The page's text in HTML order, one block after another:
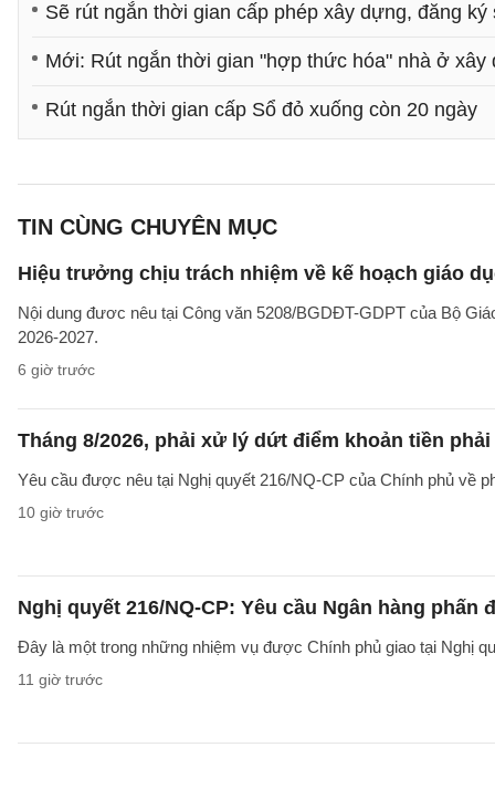
Sẽ rút ngắn thời gian cấp phép xây dựng, đăng
Mới: Rút ngắn thời gian "hợp thức hóa" nhà ở xây
Rút ngắn thời gian cấp Sổ đỏ xuống còn 20 ngày
TIN CÙNG CHUYÊN MỤC
Hiệu trưởng chịu trách nhiệm về kế hoạch giáo
Nội dung đươc nêu tại Công văn 5208/BGDĐT-GDPT của Bộ
2026-2027.
6 giờ trước
Tháng 8/2026, phải xử lý dứt điểm khoản tiền
Yêu cầu được nêu tại Nghị quyết 216/NQ-CP của Chính phủ về
10 giờ trước
Nghị quyết 216/NQ-CP: Yêu cầu Ngân hàng phấn
Đây là một trong những nhiệm vụ được Chính phủ giao tại Nghị
11 giờ trước